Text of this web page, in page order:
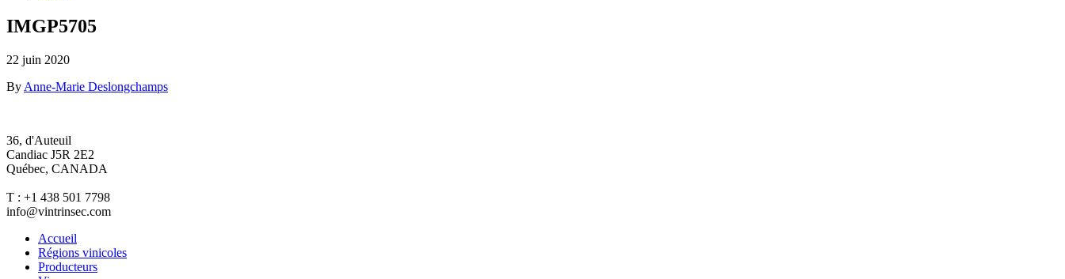
IMGP5705
22 juin 2020
By Anne-Marie Deslongchamps
36, d'Auteuil
Candiac J5R 2E2
Québec, CANADA
T : +1 438 501 7798
info@vintrinsec.com
Accueil
Régions vinicoles
Producteurs